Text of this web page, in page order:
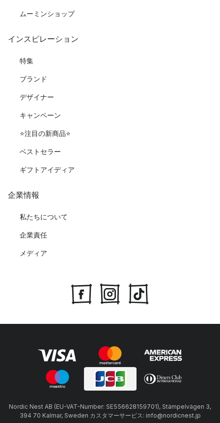
ムーミンショップ
インスピレーション
特集
ブランド
デザイナー
キャンペーン
⭐️注目の新商品⭐️
ベストセラー
ギフトアイディア
企業情報
私たちについて
企業責任
メディア
Nordic Nest AB (EU-VAT-Number: SE556628159701), Stämpelvägen 3,
394 70 Kalmar, Sweden カスタマーサービス: info@nordicnest.jp